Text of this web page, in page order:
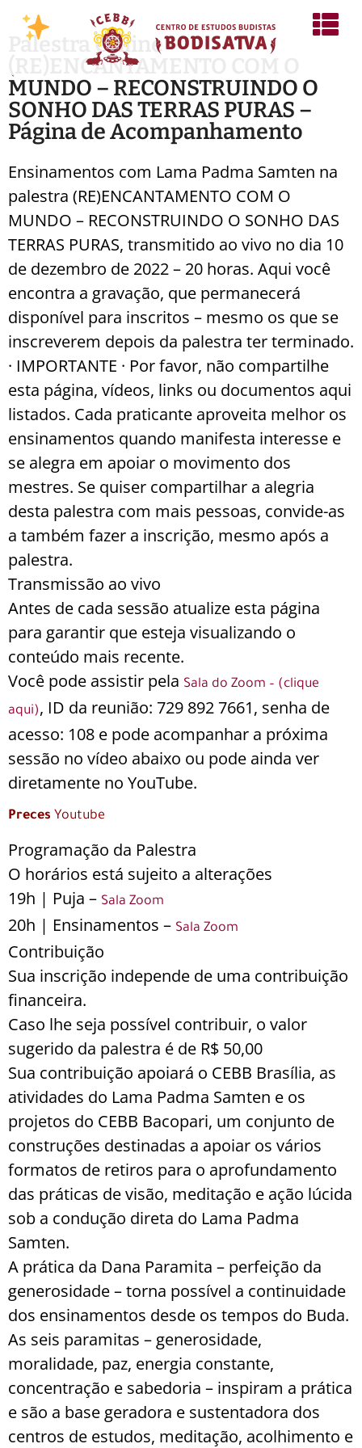
Palestra Online –
(RE)ENCANTAMENTO COM O
MUNDO – RECONSTRUINDO O
SONHO DAS TERRAS PURAS –
Página de Acompanhamento
Ensinamentos com Lama Padma Samten na
palestra (RE)ENCANTAMENTO COM O
MUNDO – RECONSTRUINDO O SONHO DAS
TERRAS PURAS, transmitido ao vivo no dia 10
de dezembro de 2022 – 20 horas. Aqui você
encontra a gravação, que permanecerá
disponível para inscritos – mesmo os que se
inscreverem depois da palestra ter terminado.
· IMPORTANTE · Por favor, não compartilhe
esta página, vídeos, links ou documentos aqui
listados. Cada praticante aproveita melhor os
ensinamentos quando manifesta interesse e
se alegra em apoiar o movimento dos
mestres. Se quiser compartilhar a alegria
desta palestra com mais pessoas, convide-as
a também fazer a inscrição, mesmo após a
palestra.
Transmissão ao vivo
Antes de cada sessão atualize esta página
para garantir que esteja visualizando o
conteúdo mais recente.
Você pode assistir pela Sala do Zoom – (clique
aqui), ID da reunião: 729 892 7661, senha de
acesso: 108 e pode acompanhar a próxima
sessão no vídeo abaixo ou pode ainda ver
diretamente no YouTube.
Preces Youtube
Programação da Palestra
O horários está sujeito a alterações
19h | Puja – Sala Zoom
20h | Ensinamentos – Sala Zoom
Contribuição
Sua inscrição independe de uma contribuição
financeira.
Caso lhe seja possível contribuir, o valor
sugerido da palestra é de R$ 50,00
Sua contribuição apoiará o CEBB Brasília, as
atividades do Lama Padma Samten e os
projetos do CEBB Bacopari, um conjunto de
construções destinadas a apoiar os vários
formatos de retiros para o aprofundamento
das práticas de visão, meditação e ação lúcida
sob a condução direta do Lama Padma
Samten.
A prática da Dana Paramita – perfeição da
generosidade – torna possível a continuidade
dos ensinamentos desde os tempos do Buda.
As seis paramitas – generosidade,
moralidade, paz, energia constante,
concentração e sabedoria – inspiram a prática
e são a base geradora e sustentadora dos
centros de estudos, meditação, acolhimento e